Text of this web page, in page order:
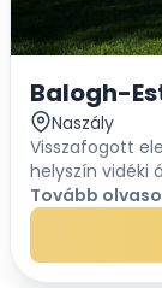
Balogh-
Naszály
Visszafogott
helyszín vidéki
Esztergom
az egykor
Tovább